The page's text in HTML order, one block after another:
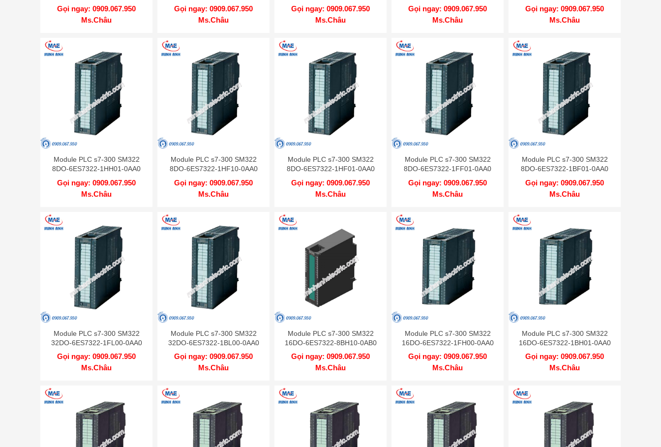
Gọi ngay: 0909.067.950
Ms.Châu
0AB0
Gọi ngay: 0909.067.950
Ms.Châu
Gọi ngay: 0909.067.950
Ms.Châu
0AA0
Gọi ngay: 0909.067.950
Ms.Châu
Gọi ngay: 0909.067.950
Ms.Châu
Module PLC s7-300 SM322
8DO-6ES7322-1HH01-0AA0
Gọi ngay: 0909.067.950
Ms.Châu
Module PLC s7-300 SM322
8DO-6ES7322-1HF10-0AA0
Gọi ngay: 0909.067.950
Ms.Châu
Module PLC s7-300 SM322
8DO-6ES7322-1HF01-0AA0
Gọi ngay: 0909.067.950
Ms.Châu
Module PLC s7-300 SM322
8DO-6ES7322-1FF01-0AA0
Gọi ngay: 0909.067.950
Ms.Châu
Module PLC s7-300 SM322
8DO-6ES7322-1BF01-0AA0
Gọi ngay: 0909.067.950
Ms.Châu
Module PLC s7-300 SM322
32DO-6ES7322-1FL00-0AA0
Gọi ngay: 0909.067.950
Ms.Châu
Module PLC s7-300 SM322
32DO-6ES7322-1BL00-0AA0
Gọi ngay: 0909.067.950
Ms.Châu
Module PLC s7-300 SM322
16DO-6ES7322-8BH10-0AB0
Gọi ngay: 0909.067.950
Ms.Châu
Module PLC s7-300 SM322
16DO-6ES7322-1FH00-0AA0
Gọi ngay: 0909.067.950
Ms.Châu
Module PLC s7-300 SM322
16DO-6ES7322-1BH01-0AA0
Gọi ngay: 0909.067.950
Ms.Châu